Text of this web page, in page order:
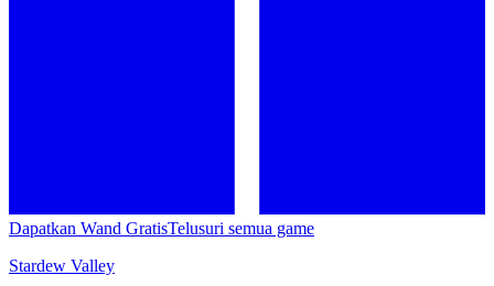
Dapatkan Wand GratisTelusuri semua game
Stardew Valley